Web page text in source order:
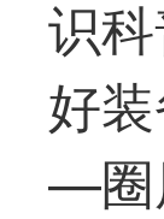
识
好
—圈